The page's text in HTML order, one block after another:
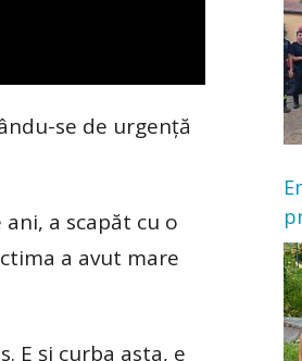
se de urgenţă
a scapăt cu o
a avut mare
E şi curba asta, e